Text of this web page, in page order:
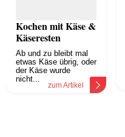
Kochen mit Käse &
Käseresten
Ab und zu bleibt mal
etwas Käse übrig, oder
der Käse wurde
nicht...
zum Artikel